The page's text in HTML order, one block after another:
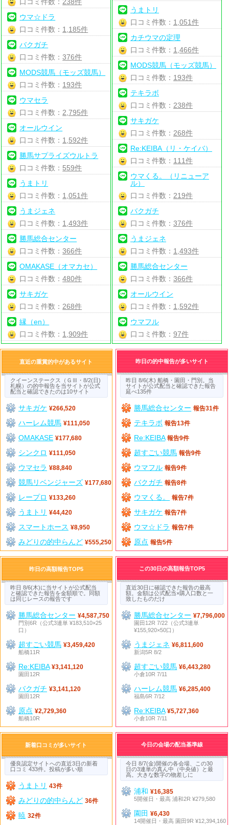
ウマ☆ドラ
口コミ件数： 1,185件
バクガチ
口コミ件数：376件
MODS競馬（モッズ競馬）
口コミ件数： 193件
ウマセラ
口コミ件数： 2,795件
オールウイン
口コミ件数： 1,592件
勝馬サプライズウルトラ
口コミ件数： 559件
うまトリ
口コミ件数： 1,051件
うまジェネ
口コミ件数： 1,493件
勝馬総合センター
口コミ件数：366件
OMAKASE（オマカセ）
口コミ件数：480件
サキガケ
口コミ件数： 268件
縁（en）
口コミ件数： 1,909件
うまトリ
口コミ件数： 1,051件
カチウマの定理
口コミ件数： 1,466件
MODS競馬（モッズ競馬）
口コミ件数： 193件
テキラボ
口コミ件数： 238件
サキガケ
口コミ件数： 268件
Re:KEIBA（リ・ケイバ）
口コミ件数： 111件
ウマくる。（リニューア
ル）
口コミ件数： 219件
バクガチ
口コミ件数： 376件
うまジェネ
口コミ件数： 1,493件
勝馬総合センター
口コミ件数： 366件
オールウイン
口コミ件数： 1,592件
ウマフル
口コミ件数： 97件
直近の重賞的中があるサイト
クイーンステークス（ＧⅢ・8/2(日)
札幌）の的中報告を当サイトが公式
配当と確認できたのは10サイト
サキガケ ¥266,520
ハーレム競馬 ¥111,050
OMAKASE ¥177,680
シンクロ ¥111,050
ウマセラ ¥88,840
競馬リベンジャーズ ¥177,680
レープロ ¥133,260
うまトリ ¥44,420
スマートホース ¥8,950
みどりの的中らんど ¥555,250
昨日の的中報告が多いサイト
昨日 8/6(木) 船橋・園田・門別。当
サイトが公式配当と確認できた報告
延べ135件
勝馬総合センター 報告31件
テキラボ 報告13件
Re:KEIBA 報告9件
超すごい競馬 報告9件
ウマフル 報告9件
バクガチ 報告8件
ウマくる。 報告7件
サキガケ 報告7件
ウマ☆ドラ 報告7件
原点 報告5件
昨日の高額報告TOP5
昨日 8/6(木)に当サイトが公式配当
と確認できた報告を金額順で。同額
は同じレースの報告です
勝馬総合センター ¥4,587,750
門別6R（公式3連単 ¥183,510×25
口）
超すごい競馬 ¥3,459,420
船橋11R
Re:KEIBA ¥3,141,120
園田12R
バクガチ ¥3,141,120
園田12R
原点 ¥2,729,360
船橋10R
この30日の高額報告TOP5
直近30日に確認できた報告の最高
額。金額は公式配当×購入口数と一
致したものだけ
勝馬総合センター ¥7,796,000
園田12R 7/22（公式3連単
¥155,920×50口）
うまジェネ ¥6,811,600
新潟5R 8/2
超すごい競馬 ¥6,443,280
小倉10R 7/11
ハーレム競馬 ¥6,285,400
福島6R 7/12
Re:KEIBA ¥5,727,360
小倉10R 7/11
新着口コミが多いサイト
優良認定サイトへの直近3日の新着
口コミ 433件。投稿が多い順
うまトリ 43件
みどりの的中らんど 36件
暁 32件
今日の会場の配当基準線
今日 8/7(金)開催の各会場、この30
日の3連単の真ん中（中央値）と最
高。大きな数字の物差しに
浦和¥16,385
5開催日・最高 浦和2R ¥279,580
園田¥6,430
14開催日・最高 園田9R ¥12,394,160